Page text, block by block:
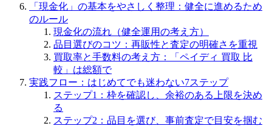
「現金化」の基本をやさしく整理：健全に進めるため
のルール
現金化の流れ（健全運用の考え方）
品目選びのコツ：再販性と査定の明確さを重視
買取率と手数料の考え方：「ペイディ 買取 比
較」は総額で
実践フロー：はじめてでも迷わない7ステップ
ステップ1：枠を確認し、余裕のある上限を決め
る
ステップ2：品目を選び、事前査定で目安を掴む